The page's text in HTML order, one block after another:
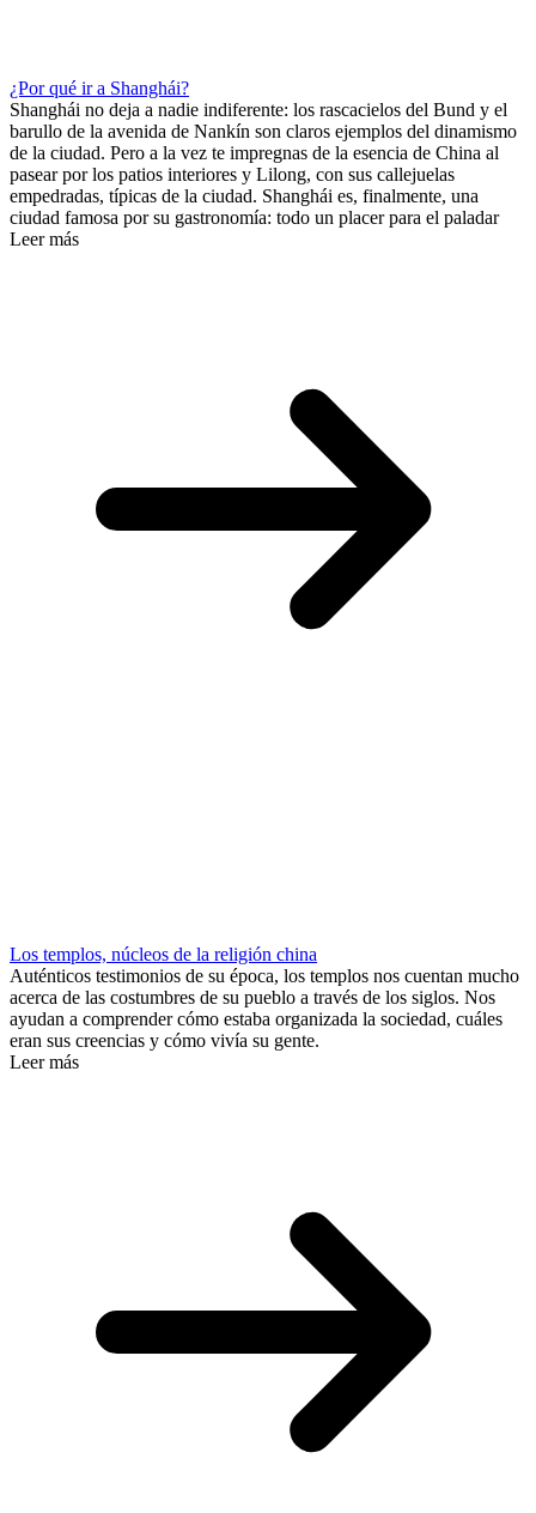
¿Por qué ir a Shanghái?
Shanghái no deja a nadie indiferente: los rascacielos del Bund y el
barullo de la avenida de Nankín son claros ejemplos del dinamismo
de la ciudad. Pero a la vez te impregnas de la esencia de China al
pasear por los patios interiores y Lilong, con sus callejuelas
empedradas, típicas de la ciudad. Shanghái es, finalmente, una
ciudad famosa por su gastronomía: todo un placer para el paladar
Leer más
Los templos, núcleos de la religión china
Auténticos testimonios de su época, los templos nos cuentan mucho
acerca de las costumbres de su pueblo a través de los siglos. Nos
ayudan a comprender cómo estaba organizada la sociedad, cuáles
eran sus creencias y cómo vivía su gente.
Leer más